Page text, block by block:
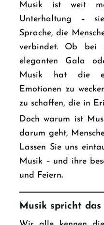
Musik ist weit
Unterhaltung –
Sprache, die
verbindet. Ob bei
eleganten Gala
Musik hat die
Emotionen zu
zu schaffen, die in
Doch warum ist
darum geht,
Lassen Sie uns
Musik – und ihre
und Feiern.
Musik spricht das